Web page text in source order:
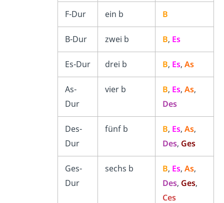
F-Dur ein b B
B-Dur zwei b B, Es
Es-Dur drei b B, Es, As
As-
Dur
vier b B, Es, As,
Des
Des-
Dur
fünf b B, Es, As,
Des, Ges
Ges-
Dur
sechs b B, Es, As,
Des, Ges,
Ces